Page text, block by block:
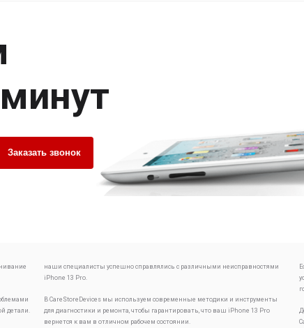
Заказать звонок
детали.
наши специалисты успешно справлялись с различными неисправностями
iPhone 13 Pro.
В CareStoreDevices мы используем современные методики и инструменты
для диагностики и ремонта, чтобы гарантировать, что ваш iPhone 13 Pro
вернется к вам в отличном рабочем состоянии.